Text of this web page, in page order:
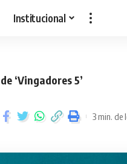
Institucional
‘Vingadores 5’
3 min. de